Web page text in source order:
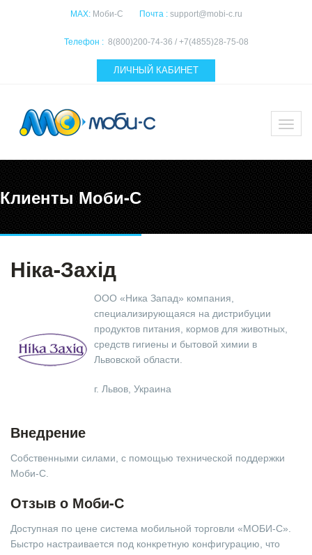
MAX: Моби-С Почта : support@mobi-c.ru
Телефон : 8(800)200-74-36 / +7(4855)28-75-08
ЛИЧНЫЙ КАБИНЕТ
Клиенты Моби-С
Ніка-Захід
ООО «Ника Запад» компания,
специализирующаяся на дистрибуции
продуктов питания, кормов для животных,
средств гигиены и бытовой химии в
Львовской области.
г. Львов, Украина
Внедрение
Собственными силами, с помощью технической поддержки
Моби-С.
Отзыв о Моби-С
Доступная по цене система мобильной торговли «МОБИ-С».
Быстро настраивается под конкретную конфигурацию, что